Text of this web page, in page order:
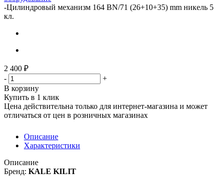
-Цилиндровый механизм 164 BN/71 (26+10+35) mm никель 5
кл.
2 400 ₽
-
+
В корзину
Купить в 1 клик
Цена действительна только для интернет-магазина и может
отличаться от цен в розничных магазинах
Описание
Характеристики
Описание
Бренд: KALE KILIT